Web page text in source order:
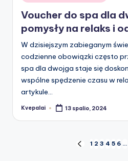
in
Voucher do spa dla
pomysły na relaks i
W dzisiejszym zabieganym
codzienne obowiązki często
spa dla dwojga staje się
wspólne spędzenie czasu w
artykule…
Posted
Kvepalai 13 spalio, 2024
PREVIOUS
1 2 3 4 5 6 …